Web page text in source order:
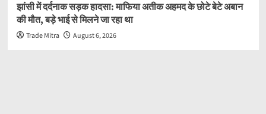
झांसी में दर्दनाक सड़क हादसा: माफिया अतीक अहमद के छोटे बेटे अबान
की मौत, बड़े भाई से मिलने जा रहा था
Trade Mitra August 6, 2026